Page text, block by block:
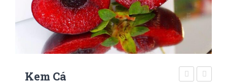
Kem Cá